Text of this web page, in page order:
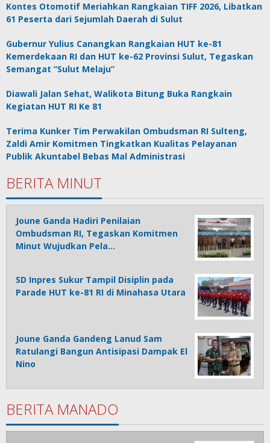
Kontes Otomotif Meriahkan Rangkaian TIFF 2026, Libatkan
61 Peserta dari Sejumlah Daerah di Sulut
Gubernur Yulius Canangkan Rangkaian HUT ke-81
Kemerdekaan RI dan HUT ke-62 Provinsi Sulut, Tegaskan
Semangat “Sulut Melaju”
Diawali Jalan Sehat, Walikota Bitung Buka Rangkain
Kegiatan HUT RI Ke 81
Terima Kunker Tim Perwakilan Ombudsman RI Sulteng,
Zaldi Amir Komitmen Tingkatkan Kualitas Pelayanan
Publik Akuntabel Bebas Mal Administrasi
BERITA MINUT
Joune Ganda Hadiri Penilaian
Ombudsman RI, Tegaskan Komitmen
Minut Wujudkan Pela…
SD Inpres Sukur Tampil Disiplin pada
Parade HUT ke-81 RI di Minahasa Utara
Joune Ganda Gandeng Lanud Sam
Ratulangi Bangun Antisipasi Dampak El
Nino
BERITA MANADO